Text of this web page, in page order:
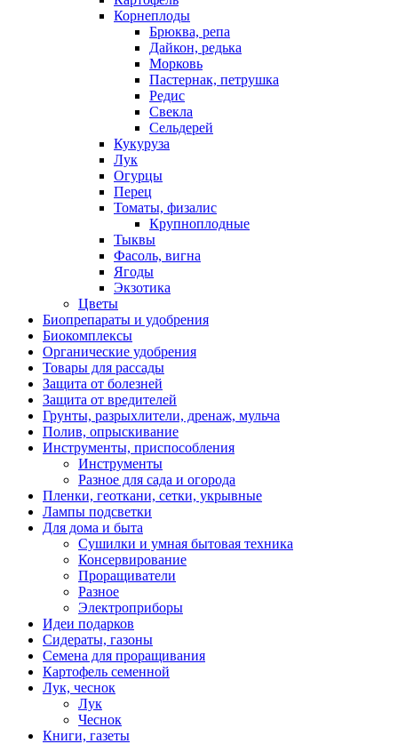
Корнеплоды
Брюква, репа
Дайкон, редька
Морковь
Пастернак, петрушка
Редис
Свекла
Сельдерей
Кукуруза
Лук
Огурцы
Перец
Томаты, физалис
Крупноплодные
Тыквы
Фасоль, вигна
Ягоды
Экзотика
Цветы
Биопрепараты и удобрения
Биокомплексы
Органические удобрения
Товары для рассады
Защита от болезней
Защита от вредителей
Грунты, разрыхлители, дренаж, мульча
Полив, опрыскивание
Инструменты, приспособления
Инструменты
Разное для сада и огорода
Пленки, геоткани, сетки, укрывные
Лампы подсветки
Для дома и быта
Сушилки и умная бытовая техника
Консервирование
Проращиватели
Разное
Электроприборы
Идеи подарков
Сидераты, газоны
Семена для проращивания
Картофель семенной
Лук, чеснок
Лук
Чеснок
Книги, газеты